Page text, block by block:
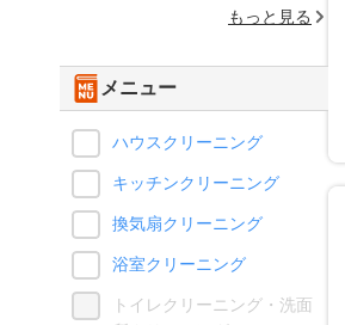
もっと見る
メニュー
ハウスクリーニング
キッチンクリーニング
換気扇クリーニング
浴室クリーニング
トイレクリーニング・洗面